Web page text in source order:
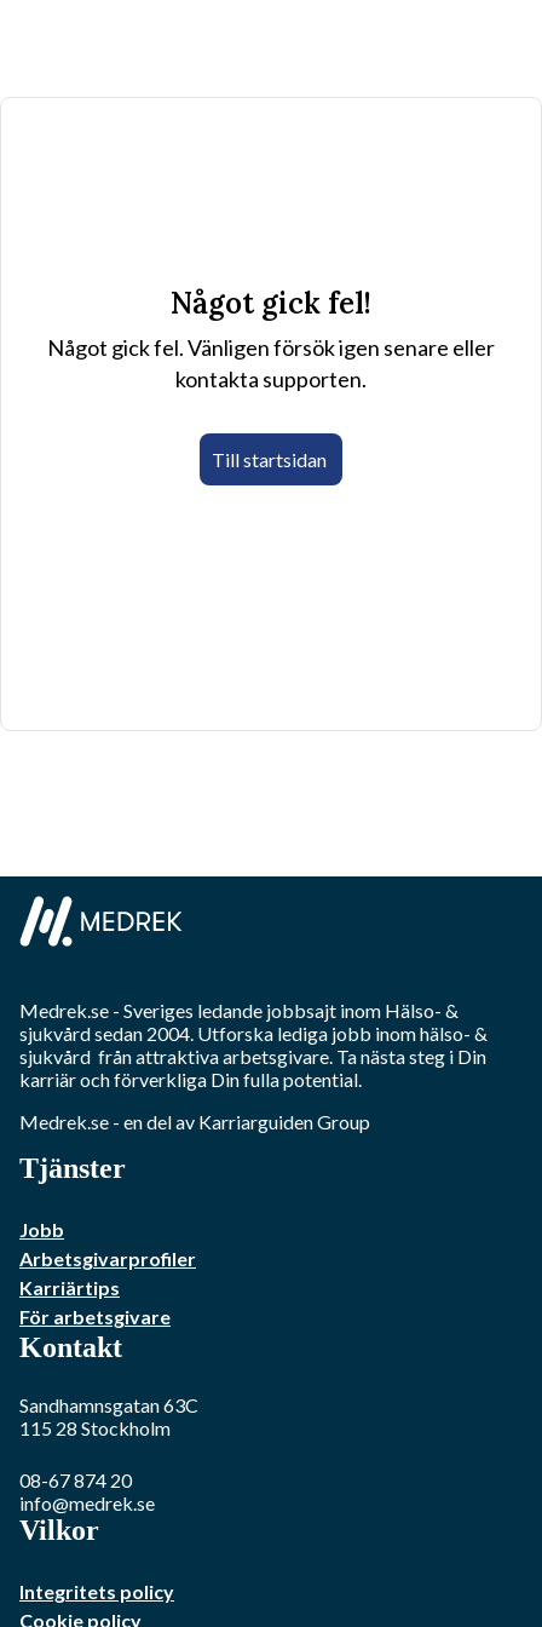
Något gick fel!
Något gick fel. Vänligen försök igen senare eller
kontakta supporten.
Till startsidan
Medrek.se - Sveriges ledande jobbsajt inom Hälso- &
sjukvårdsedan 2004. Utforska lediga jobb inomhälso- &
sjukvård från attraktiva arbetsgivare. Ta nästa steg i Din
karriär och förverkliga Din fulla potential.
Medrek.se - en del av Karriarguiden Group
Tjänster
Jobb
Arbetsgivarprofiler
Karriärtips
För arbetsgivare
Kontakt
Sandhamnsgatan 63C
115 28 Stockholm
08-67 874 20
info@medrek.se
Vilkor
Integritets policy
Cookie policy